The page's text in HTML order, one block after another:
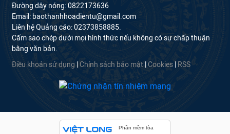
Đường dây nóng: 0822173636
Email: baothanhhoadientu@gmail.com
Liên hệ Quảng cáo: 02373858885.
Cấm sao chép dưới mọi hình thức nếu không có sự chấp thuận
bằng văn bản.
Điều khoản sử dụng
Chính sách bảo mật Cookies RSS
Phần mềm tòa